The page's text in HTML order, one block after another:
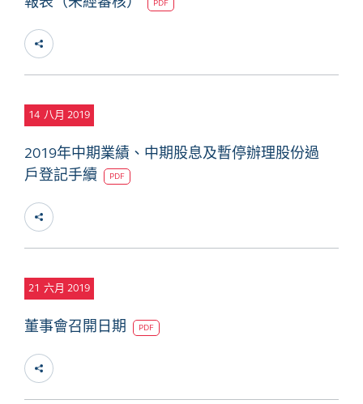
PDF
14 八月 2019
2019年中期業績、中期股息及暫停辦理股份過
戶登記手續
PDF
21 六月 2019
董事會召開日期 PDF